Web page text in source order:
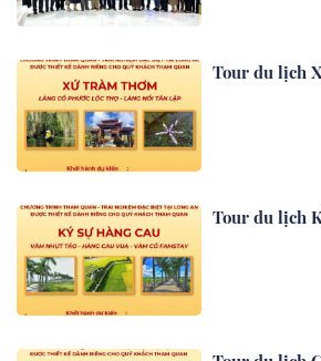
Tour du lịch
Tour du lịch